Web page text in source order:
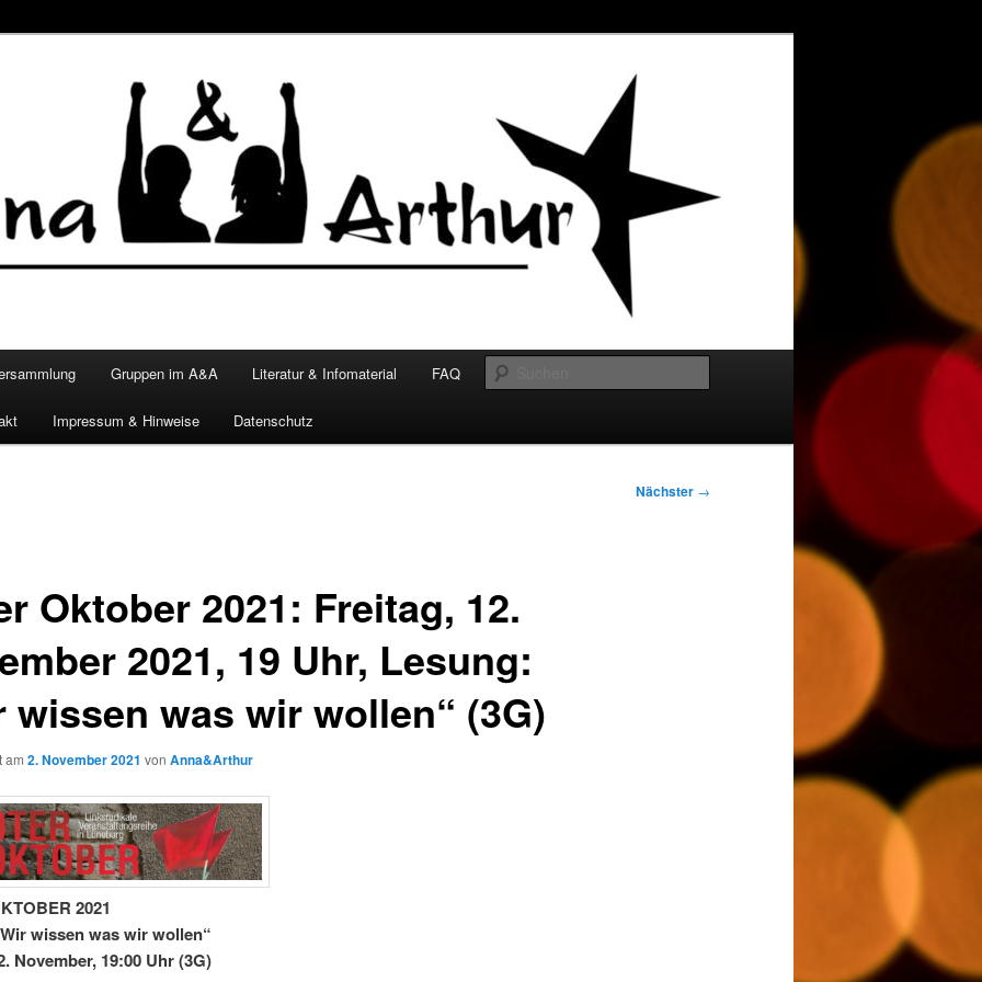
Gruppen im A&A Literatur & Infomaterial FAQ
Impressum & Hinweise Datenschutz
Nächster →
Oktober 2021: Freitag, 12.
2021, 19 Uhr, Lesung:
wissen was wir wollen“ (3G)
am 2. November 2021 von Anna&Arthur
2021
wissen was wir wollen“
November, 19:00 Uhr (3G)